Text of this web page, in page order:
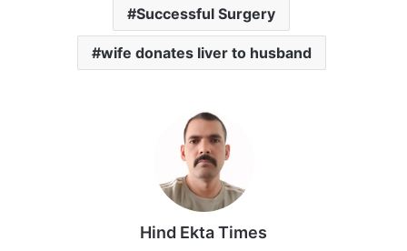
Successful Surgery
wife donates liver to husband
Hind Ekta Times